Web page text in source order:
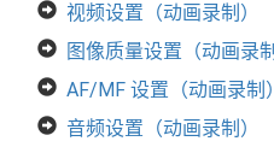
视频设置（动画录制）
图像质量设置（动画录制
AF/MF 设置（动画录制）
音频设置（动画录制）